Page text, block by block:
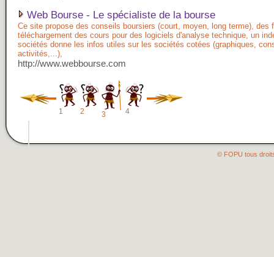
Web Bourse - Le spécialiste de la bourse
Ce site propose des conseils boursiers (court, moyen, long terme), des
téléchargement des cours pour des logiciels d'analyse technique, un
sociétés donne les infos utiles sur les sociétés cotées (graphiques,
activités,...),
http://www.webbourse.com
1 2 3 4
© FOPU tous